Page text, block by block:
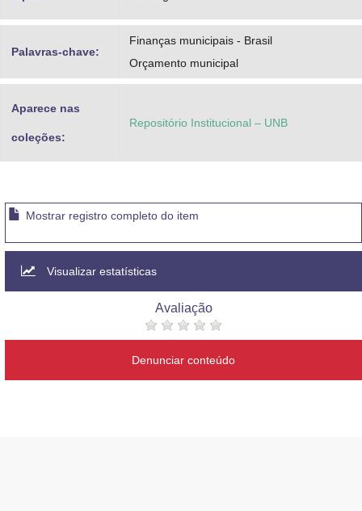
Palavras-chave:
Finanças municipais - Brasil
Orçamento municipal
Aparece nas
coleções:
Repositório Institucional – UNB
Mostrar registro completo do item
Visualizar estatísticas
Avaliação
Denunciar conteúdo